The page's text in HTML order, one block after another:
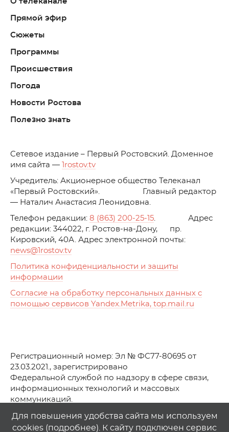
Прямой эфир
Сюжеты
Программы
Происшествия
Погода
Новости Ростова
Полезно знать
Cетевое издание – Первый Ростовский. Доменное
имя сайта —
1rostov.tv
Учредитель: Акционерное общество Телеканал
«Первый Ростовский». Главный редактор
— Наталич Анастасия Леонидовна.
Телефон редакции: 8 (863) 200-25-15. Адрес
редакции: 344022, г. Ростов-на-Дону, пр.
Кировский, 40А. Адрес электронной почты:
news@1rostov.tv
Политика конфиденциальности и защиты
информации
Согласие на обработку персональных данных с
помощью сервисов Yandex.Metrika, top.mail.ru
Регистрационный номер: Эл № ФС77-80695 от
23.03.2021., зарегистрировано
Федеральной службой по надзору в сфере связи,
информационных технологий и массовых
коммуникаций.
© АО Телеканал «Первый Ростовский» (2021-2025)
Для повышения удобства сайта мы используем
cookies (подробнее). К сайту подключен сервис